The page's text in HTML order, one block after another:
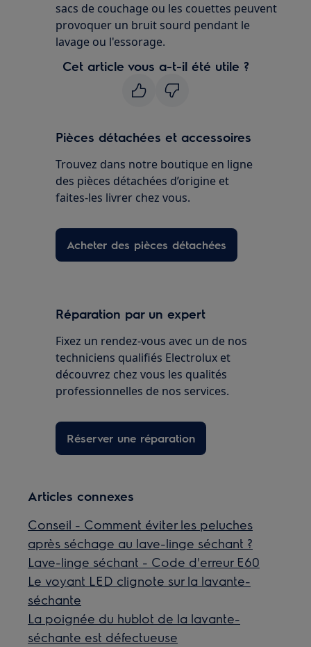
sacs de couchage ou les couettes peuvent
provoquer un bruit sourd pendant le
lavage ou l'essorage.
Cet article vous a-t-il été utile ?
Pièces détachées et accessoires
Trouvez dans notre boutique en ligne
des pièces détachées d’origine et
faites-les livrer chez vous.
Acheter des pièces détachées
Réparation par un expert
Fixez un rendez-vous avec un de nos
techniciens qualifiés Electrolux et
découvrez chez vous les qualités
professionnelles de nos services.
Réserver une réparation
Articles connexes
Conseil - Comment éviter les peluches
après séchage au lave-linge séchant ?
Lave-linge séchant - Code d'erreur E60
Le voyant LED clignote sur la lavante-
séchante
La poignée du hublot de la lavante-
séchante est défectueuse